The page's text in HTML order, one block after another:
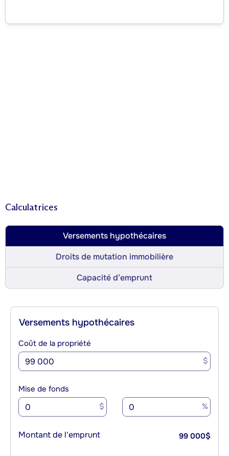
Calculatrices
Versements hypothécaires
Droits de mutation immobilière
Capacité d’emprunt
Versements hypothécaires
Coût de la propriété
$
Mise de fonds
$ %
Montant de l'emprunt 99 000$